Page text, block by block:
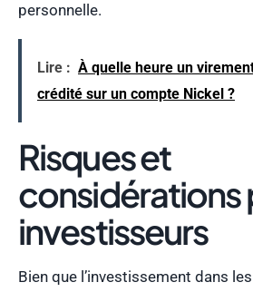
personnelle.
Lire : À quelle heure un
crédité sur un compte Nickel ?
Risques et
considérations
investisseurs
Bien que l’investissement dans